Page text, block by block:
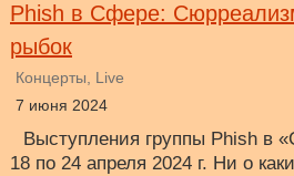
Phish в Сфере:
рыбок
Концерты, Live
7 июня 2024
Выступления группы Phish в
18 по 24 апреля 2024 г. Ни о